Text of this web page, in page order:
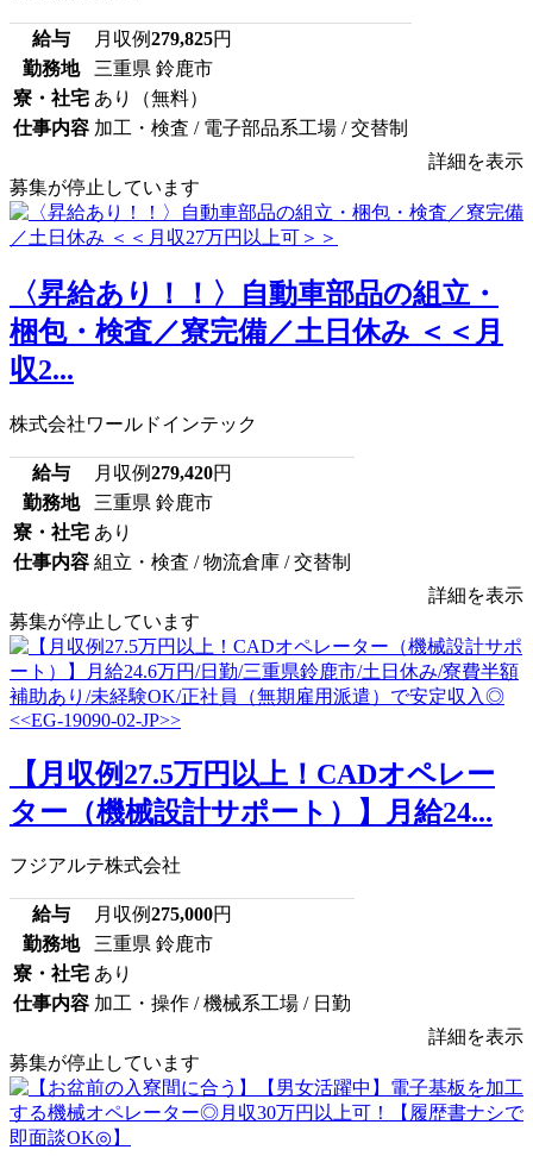
給与 月収例279,825円
勤務地
三重県 鈴鹿市
寮・社宅 あり（無料）
仕事内容 加工・検査 / 電子部品系工場 / 交替制
詳細を表示
募集が停止しています
〈昇給あり！！〉自動車部品の組立・
梱包・検査／寮完備／土日休み ＜＜月
収2...
株式会社ワールドインテック
給与 月収例279,420円
勤務地
三重県 鈴鹿市
寮・社宅 あり
仕事内容 組立・検査 / 物流倉庫 / 交替制
詳細を表示
募集が停止しています
【月収例27.5万円以上！CADオペレー
ター（機械設計サポート）】月給24...
フジアルテ株式会社
給与 月収例275,000円
勤務地
三重県 鈴鹿市
寮・社宅 あり
仕事内容 加工・操作 / 機械系工場 / 日勤
詳細を表示
募集が停止しています